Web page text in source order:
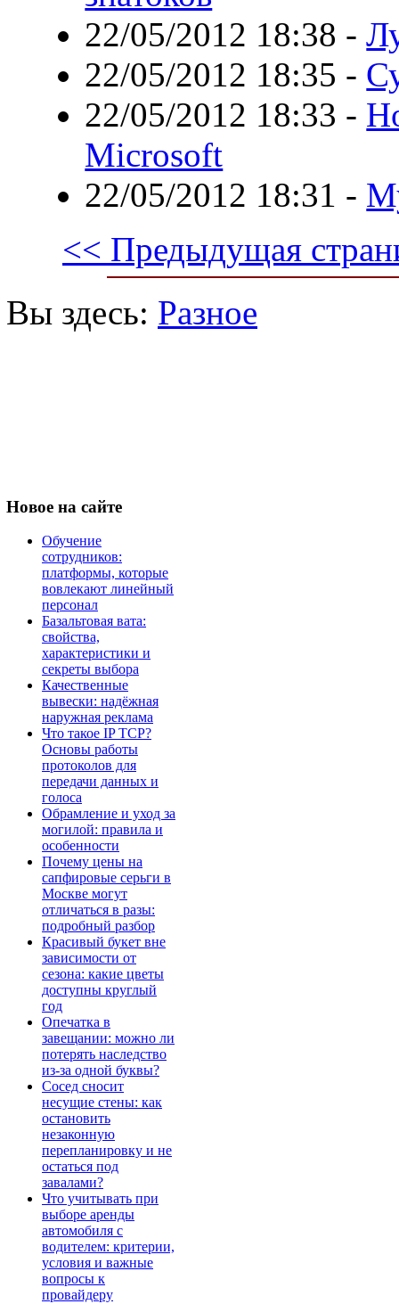
22/05/2012 18:38 -
22/05/2012 18:35 -
22/05/2012 18:33 -
Microsoft
22/05/2012 18:31 -
<< Предыдущая
Вы здесь: Разное
Новое на сайте
Обучение
сотрудников:
платформы, которые
вовлекают линейный
персонал
Базальтовая вата:
свойства,
характеристики и
секреты выбора
Качественные
вывески: надёжная
наружная реклама
Что такое IP TCP?
Основы работы
протоколов для
передачи данных и
голоса
Обрамление и уход за
могилой: правила и
особенности
Почему цены на
сапфировые серьги в
Москве могут
отличаться в разы:
подробный разбор
Красивый букет вне
зависимости от
сезона: какие цветы
доступны круглый
год
Опечатка в
завещании: можно ли
потерять наследство
из-за одной буквы?
Сосед сносит
несущие стены: как
остановить
незаконную
перепланировку и не
остаться под
завалами?
Что учитывать при
выборе аренды
автомобиля с
водителем: критерии,
условия и важные
вопросы к
провайдеру